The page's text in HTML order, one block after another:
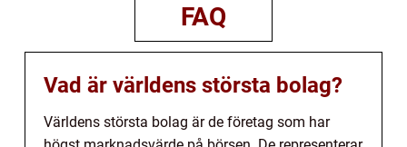
FAQ
Vad är världens största bolag?
Världens största bolag är de företag som har